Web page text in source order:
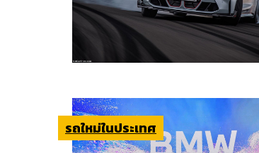
รถใหม่ในประเทศ